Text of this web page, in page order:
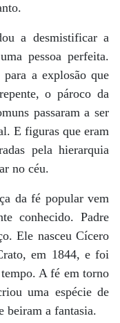
a desmistificar a
pessoa perfeita.
a explosão que
o pároco da
passaram a ser
E figuras que eram
pela hierarquia
no céu.
da fé popular vem
conhecido. Padre
Ele nasceu Cícero
em 1844, e foi
A fé em torno
uma espécie de
beiram a fantasia.